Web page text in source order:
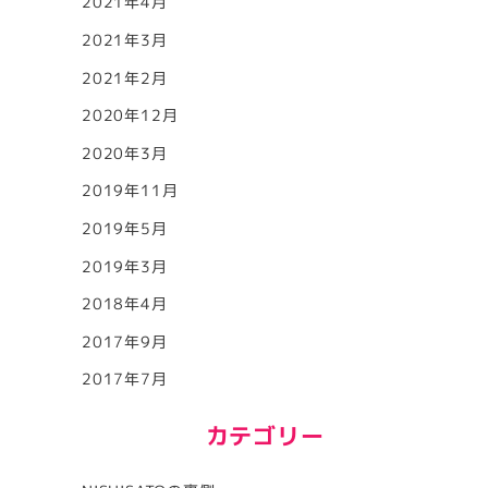
2021年3月
2021年2月
2020年12月
2020年3月
2019年11月
2019年5月
2019年3月
2018年4月
2017年9月
2017年7月
カテゴリー